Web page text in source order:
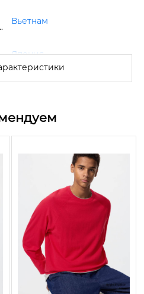
Вьетнам
Япония
L
100% шерсть
Высокий воротник